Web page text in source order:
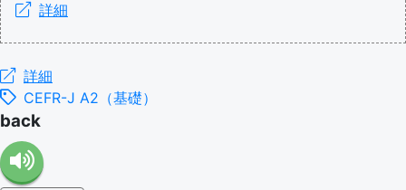
詳細
詳細
CEFR-J A2（基礎）
back